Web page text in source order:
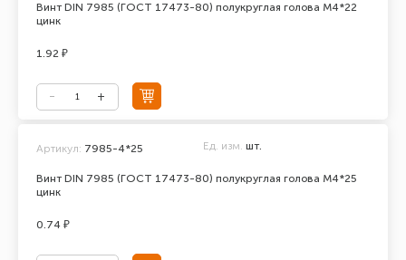
Винт DIN 7985 (ГОСТ 17473-80) полукруглая голова М4*22
цинк
1.92 ₽
Винт DIN 7985 (ГОСТ 17473-80) полукруглая голова М4*25
цинк
Артикул: 7985-4*25 Ед. изм. шт.
0.74 ₽